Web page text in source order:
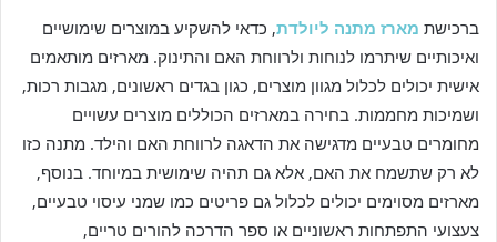
ברכישת מארז מתנה ליולדת, כדאי להשקיע במוצרים שימושיים
ואיכותיים שיתרמו לנוחות ולרווחת האם והתינוק. מארזים מותאמים
אישית יכולים לכלול מגוון מוצרים, כגון בגדים ראשונים, מגבות רכות,
ושמיכות מחממות. בחירה במארזים הכוללים מוצרים עשויים
מחומרים טבעיים מדגישה את הדאגה לרווחת האם והילד. מתנה כזו
לא רק שתשמח את האם, אלא גם תהיה שימושית במיוחד. בנוסף,
מארזים מסוימים יכולים לכלול גם פריטים כמו שמני עיסוי טבעיים,
צעצועי התפתחות ראשוניים או ספר הדרכה להורים טריים,